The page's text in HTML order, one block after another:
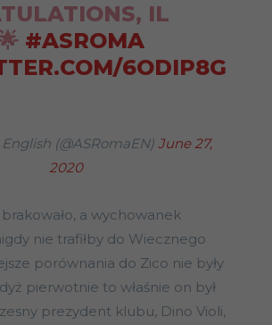
IL
#ASROMA
6ODIP8G
(@ASRomaEN) June 27,
2020
a wychowanek
nie trafiłby do Wiecznego
porównania do Zico nie były
pierwotnie to właśnie on był
prezydent klubu, Dino Violi,